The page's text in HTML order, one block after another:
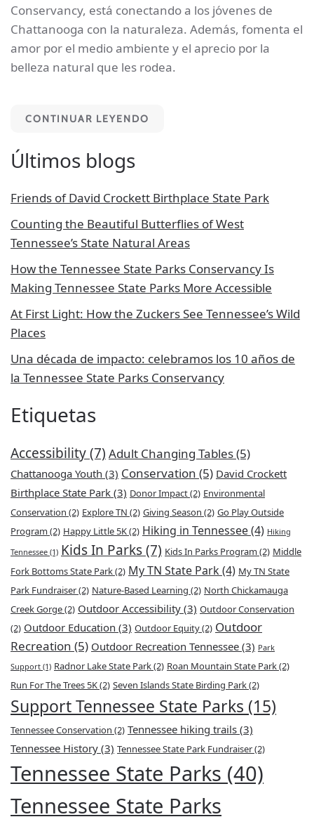
Conservancy, está conectando a los jóvenes de
Chattanooga con la naturaleza. Además, fomenta el
amor por el medio ambiente y el aprecio por la
belleza natural que les rodea.
CONTINUAR LEYENDO
Últimos blogs
Friends of David Crockett Birthplace State Park
Counting the Beautiful Butterflies of West
Tennessee’s State Natural Areas
How the Tennessee State Parks Conservancy Is
Making Tennessee State Parks More Accessible
At First Light: How the Zuckers See Tennessee’s Wild
Places
Una década de impacto: celebramos los 10 años de
la Tennessee State Parks Conservancy
Etiquetas
Accessibility(7) Adult Changing Tables(5)
Chattanooga Youth (3) Conservation (5) David Crockett
Birthplace State Park (3) Donor Impact(2) Environmental
Conservation (2) Explore TN (2) Giving Season (2) Go Play Outside
Program (2) Happy Little 5K(2) Hiking in Tennessee(4) Hiking
Tennessee (1) Kids In Parks(7) Kids In Parks Program (2) Middle
Fork Bottoms State Park(2) My TN State Park(4) My TN State
Park Fundraiser(2) Nature-Based Learning (2) North Chickamauga
Creek Gorge(2) Outdoor Accessibility (3) Outdoor Conservation
(2) Outdoor Education (3) Outdoor Equity(2) Outdoor
Recreation (5) Outdoor Recreation Tennessee (3) Park
Support (1) Radnor Lake State Park(2) Roan Mountain State Park(2)
Run For The Trees 5K(2) Seven Islands State Birding Park(2)
Support Tennessee State Parks (15)
Tennessee Conservation (2) Tennessee hiking trails (3)
Tennessee History (3) Tennessee State Park Fundraiser(2)
Tennessee State Parks (40)
Tennessee State Parks